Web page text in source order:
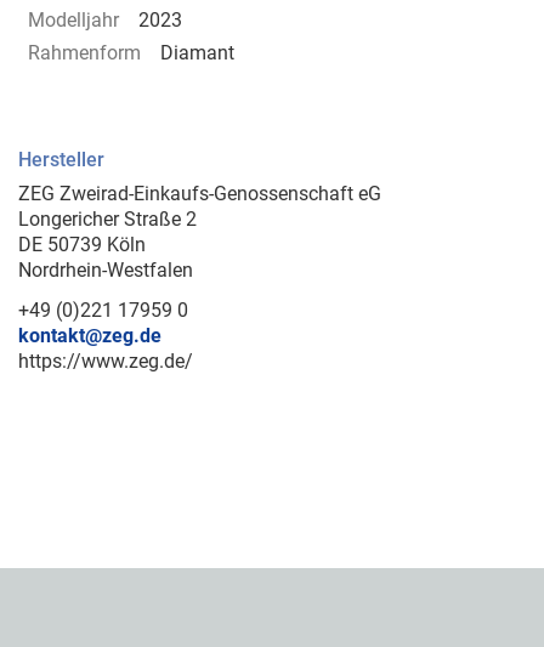
Modelljahr
2023
Rahmenform
Diamant
Hersteller
ZEG Zweirad-Einkaufs-Genossenschaft eG
Longericher Straße 2
DE 50739 Köln
Nordrhein-Westfalen
+49 (0)221 17959 0
kontakt@zeg.de
https://www.zeg.de/